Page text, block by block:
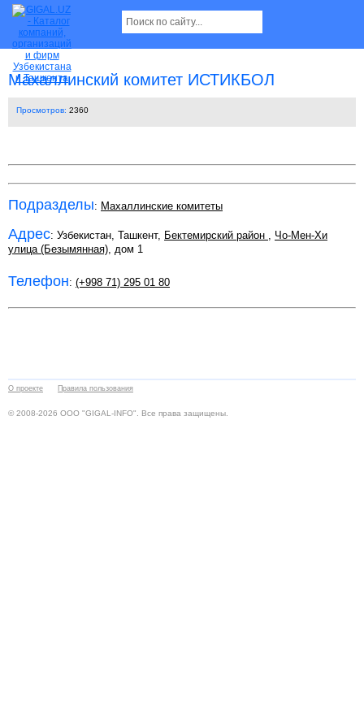
Махаллинский комитет ИСТИКБОЛ
Просмотров: 2360
Подразделы: Махаллинские комитеты
Адрес: Узбекистан, Ташкент, Бектемирский район , Чо-Мен-Хи
улица (Безымянная), дом 1
Телефон: (+998 71) 295 01 80
О проекте Правила пользования
© 2008-2026 ООО "GIGAL-INFO". Все права защищены.